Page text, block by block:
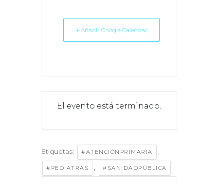
+ Añadir Google Calendar
El evento está terminado.
Etiquetas: #ATENCIÓNPRIMARIA ,
#PEDIATRAS , #SANIDADPÚBLICA